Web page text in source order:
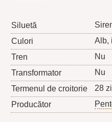
Siluetă
Culori
Alb,
Tren
Nu
Transformator
Nu
Termenul de croitorie
28
Producător